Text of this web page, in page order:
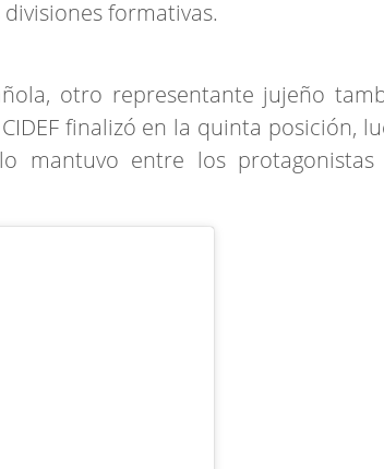
formativas.
otro representante jujeño
finalizó en la quinta posición,
mantuvo entre los protagonistas